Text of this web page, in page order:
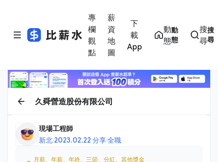
專
欄
觀
點
薪
資
地
圖
下
載
App
動
態
動
態
搜
尋
搜
尋
久舜營造股份有限公司
現場工程師
新北·2023.02.22 分享·全職
月薪、年薪、年終、三節、分紅、其他獎金